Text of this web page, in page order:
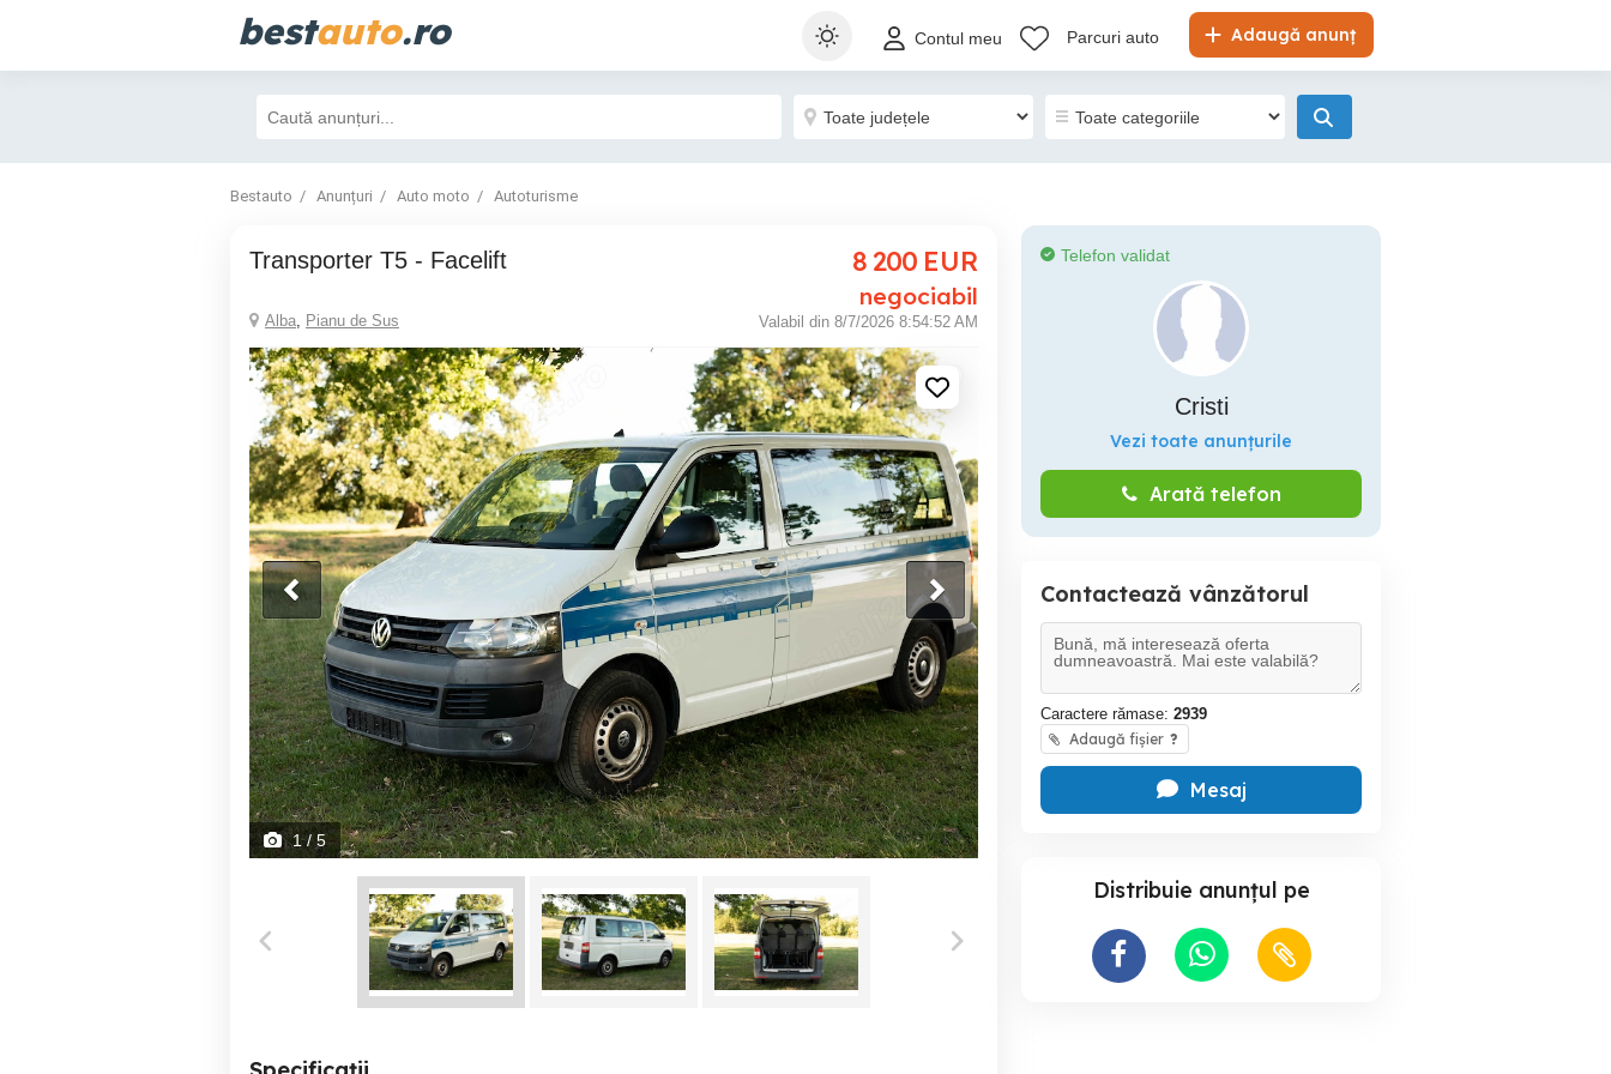
bestauto.ro Adaugă anunț
Contul meu Parcuri auto
Bestauto Anunțuri Auto moto Autoturisme
Transporter T5 - Facelift 8 200 EUR
negociabil
Alba, Pianu de Sus Valabil din 8/7/2026 8:54:52 AM
1/ 5
Telefon validat
Cristi
Vezi toate anunțurile
Arată telefon
Contactează vânzătorul
Caractere rămase: 2939
Adaugă fișier ?
Mesaj
Distribuie anunțul pe